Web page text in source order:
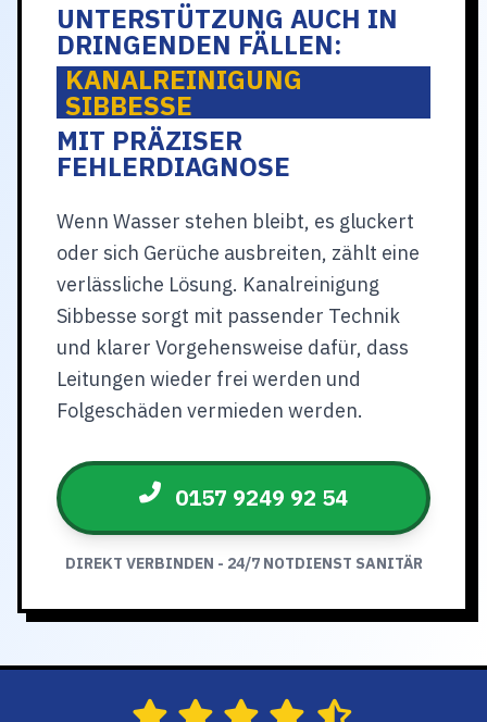
UNTERSTÜTZUNG AUCH IN
DRINGENDEN FÄLLEN:
KANALREINIGUNG
SIBBESSE
MIT PRÄZISER
FEHLERDIAGNOSE
Wenn Wasser stehen bleibt, es gluckert
oder sich Gerüche ausbreiten, zählt eine
verlässliche Lösung. Kanalreinigung
Sibbesse sorgt mit passender Technik
und klarer Vorgehensweise dafür, dass
Leitungen wieder frei werden und
Folgeschäden vermieden werden.
0157 9249 92 54
DIREKT VERBINDEN - 24/7 NOTDIENST SANITÄR